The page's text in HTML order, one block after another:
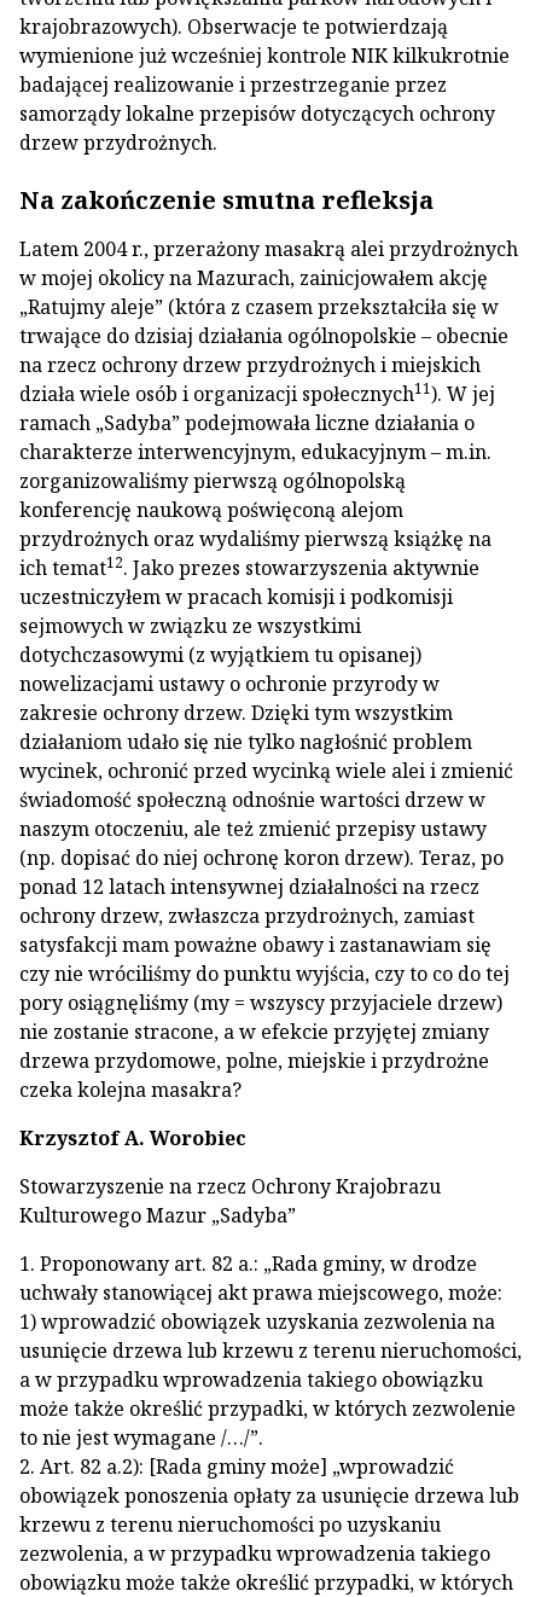
krajobrazowych). Obserwacje te potwierdzają
wymienione już wcześniej kontrole NIK kilkukrotnie
badającej realizowanie i przestrzeganie przez
samorządy lokalne przepisów dotyczących ochrony
drzew przydrożnych.
Na zakończenie smutna refleksja
Latem 2004 r., przerażony masakrą alei przydrożnych
w mojej okolicy na Mazurach, zainicjowałem akcję
„Ratujmy aleje” (która z czasem przekształciła się w
trwające do dzisiaj działania ogólnopolskie – obecnie
na rzecz ochrony drzew przydrożnych i miejskich
działa wiele osób i organizacji społecznych11). W jej
ramach „Sadyba” podejmowała liczne działania o
charakterze interwencyjnym, edukacyjnym – m.in.
zorganizowaliśmy pierwszą ogólnopolską
konferencję naukową poświęconą alejom
przydrożnych oraz wydaliśmy pierwszą książkę na
ich temat12. Jako prezes stowarzyszenia aktywnie
uczestniczyłem w pracach komisji i podkomisji
sejmowych w związku ze wszystkimi
dotychczasowymi (z wyjątkiem tu opisanej)
nowelizacjami ustawy o ochronie przyrody w
zakresie ochrony drzew. Dzięki tym wszystkim
działaniom udało się nie tylko nagłośnić problem
wycinek, ochronić przed wycinką wiele alei i zmienić
świadomość społeczną odnośnie wartości drzew w
naszym otoczeniu, ale też zmienić przepisy ustawy
(np. dopisać do niej ochronę koron drzew). Teraz, po
ponad 12 latach intensywnej działalności na rzecz
ochrony drzew, zwłaszcza przydrożnych, zamiast
satysfakcji mam poważne obawy i zastanawiam się
czy nie wróciliśmy do punktu wyjścia, czy to co do tej
pory osiągnęliśmy (my = wszyscy przyjaciele drzew)
nie zostanie stracone, a w efekcie przyjętej zmiany
drzewa przydomowe, polne, miejskie i przydrożne
czeka kolejna masakra?
Krzysztof A. Worobiec
Stowarzyszenie na rzecz Ochrony Krajobrazu
Kulturowego Mazur „Sadyba”
1. Proponowany art. 82 a.: „Rada gminy, w drodze
uchwały stanowiącej akt prawa miejscowego, może:
1) wprowadzić obowiązek uzyskania zezwolenia na
usunięcie drzewa lub krzewu z terenu nieruchomości,
a w przypadku wprowadzenia takiego obowiązku
może także określić przypadki, w których zezwolenie
to nie jest wymagane /…/”.
2. Art. 82 a.2): [Rada gminy może] „wprowadzić
obowiązek ponoszenia opłaty za usunięcie drzewa lub
krzewu z terenu nieruchomości po uzyskaniu
zezwolenia, a w przypadku wprowadzenia takiego
obowiązku może także określić przypadki, w których